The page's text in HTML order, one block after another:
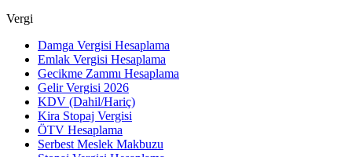
Vergi
Damga Vergisi Hesaplama
Emlak Vergisi Hesaplama
Gecikme Zammı Hesaplama
Gelir Vergisi 2026
KDV (Dahil/Hariç)
Kira Stopaj Vergisi
ÖTV Hesaplama
Serbest Meslek Makbuzu